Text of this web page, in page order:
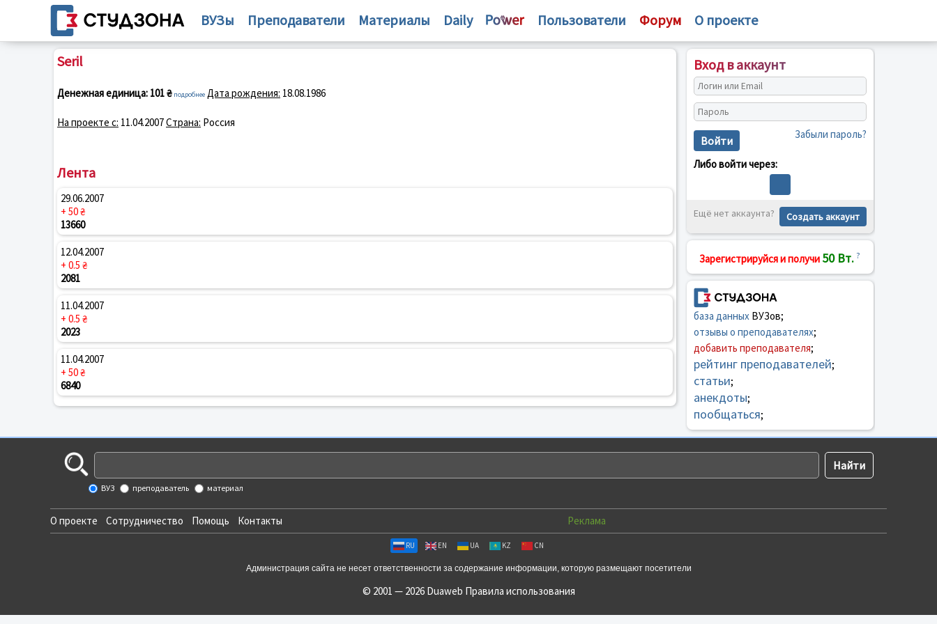
ВУЗы Преподаватели Материалы Daily Пользователи Форум О проекте
Seril
Денежная единица: 101 ₴ подробнее Дата рождения: 18.08.1986
На проекте с: 11.04.2007Страна: Россия
Лента
29.06.2007
+ 50 ₴
13660
12.04.2007
+ 0.5 ₴
2081
11.04.2007
+ 0.5 ₴
2023
11.04.2007
+ 50 ₴
6840
Вход в аккаунт
Войти Забыли пароль?
Либо войти через:
Ещё нет аккаунта? Создать аккаунт
Зарегистрируйся и получи 50 Вт. ?
база данныхВУЗов;
отзывы о преподавателях;
добавить преподавателя;
рейтинг преподавателей;
статьи;
анекдоты;
пообщаться;
ВУЗ преподаватель материал
О проекте Сотрудничество Помощь Контакты Реклама
RU EN UA KZ CN
Администрация сайта не несет ответственности за содержание информации, которую размещают посетители
© 2001 — 2026 Duaweb Правила использования